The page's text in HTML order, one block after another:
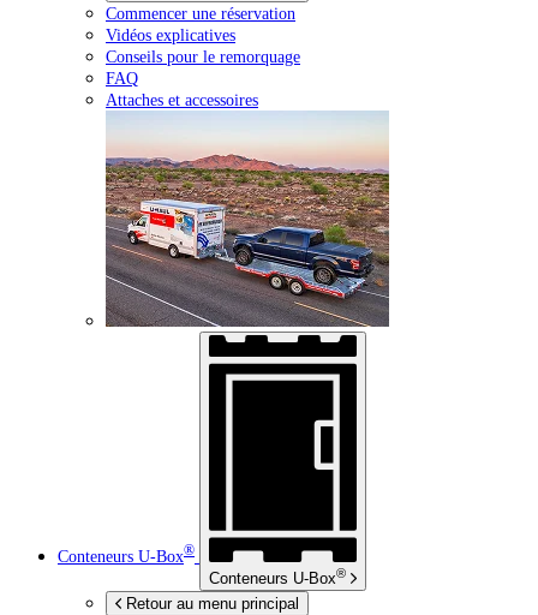
Commencer une réservation
Vidéos explicatives
Conseils pour le remorquage
FAQ
Attaches et accessoires
Conteneurs U-Box®
Conteneurs U-Box®
Retour au menu principal